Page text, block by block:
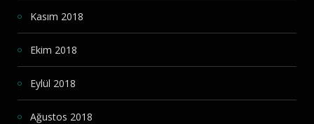
Kasım 2018
Ekim 2018
Eylül 2018
Ağustos 2018